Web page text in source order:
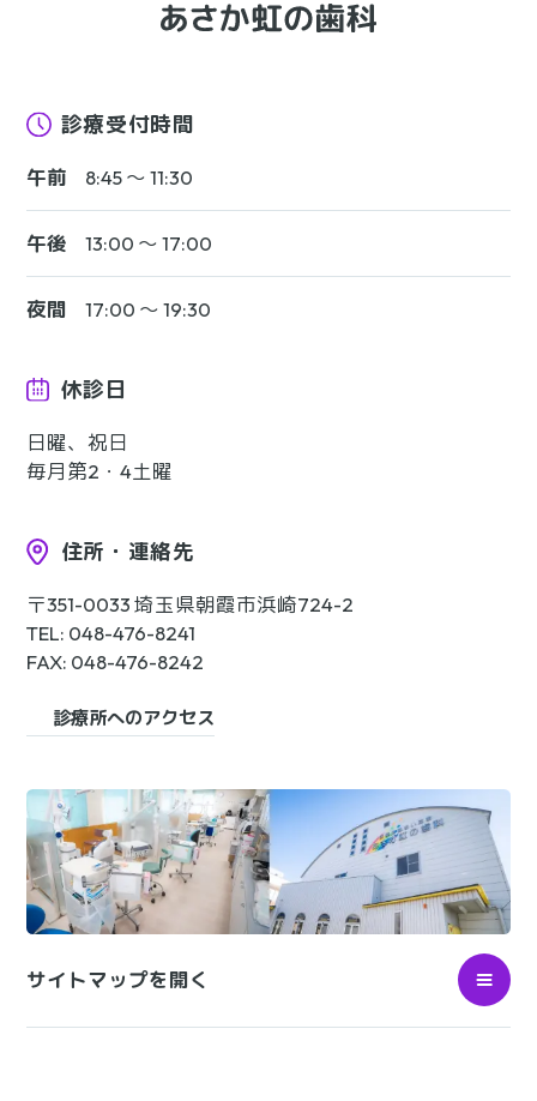
診療受付時間
午前 8:45 〜 11:30
午後 13:00 〜 17:00
夜間 17:00 〜 19:30
休診日
日曜、祝日
毎月第2・4土曜
住所・連絡先
〒351-0033 埼玉県朝霞市浜崎724-2
TEL: 048-476-8241
FAX: 048-476-8242
診療所へのアクセス
サイトマップを開く